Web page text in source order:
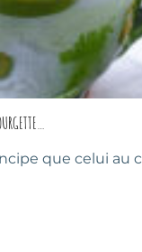
que celui au